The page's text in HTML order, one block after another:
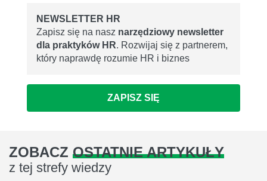
NEWSLETTER HR
Zapisz się na nasz narzędziowy newsletter
dla praktyków HR. Rozwijaj się z partnerem,
który naprawdę rozumie HR i biznes
ZAPISZ SIĘ
ZOBACZ OSTATNIE ARTYKUŁY
z tej strefy wiedzy